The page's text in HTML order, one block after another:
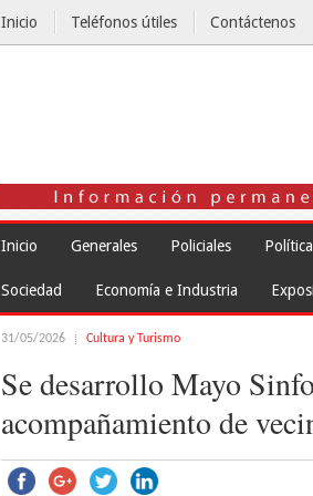
Inicio Teléfonos útiles Contáctenos
Inicio Generales Policiales Política
Sociedad Economía e Industria
31/05/2026 Cultura y Turismo
Se desarrollo Mayo
acompañamiento de